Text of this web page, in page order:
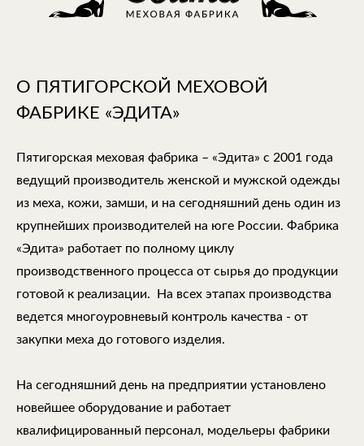
О ПЯТИГОРСКОЙ МЕХОВОЙ
ФАБРИКЕ «ЭДИТА»
Пятигорская меховая фабрика – «Эдита» с 2001 года
ведущий производитель женской и мужской одежды
из меха, кожи, замши, и на сегодняшний день один из
крупнейших производителей на юге России. Фабрика
«Эдита» работает по полному циклу
производственного процесса от сырья до продукции
готовой к реализации. На всех этапах производства
ведется многоуровневый контроль качества - от
закупки меха до готового изделия.
На сегодняшний день на предприятии установлено
новейшее оборудование и работает
квалифицированный персонал, модельеры фабрики